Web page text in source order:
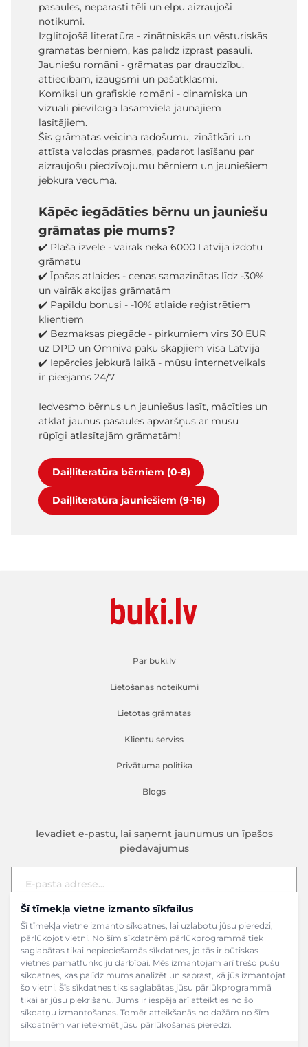
Šī tīmekļa vietne izmanto sīkfailus
Šī tīmekļa vietne izmanto sīkdatnes, lai uzlabotu jūsu pieredzi,
pārlūkojot vietni. No šīm sīkdatnēm pārlūkprogrammā tiek
saglabātas tikai nepieciešamās sīkdatnes, jo tās ir būtiskas
vietnes pamatfunkciju darbībai. Mēs izmantojam arī trešo pušu
sīkdatnes, kas palīdz mums analizēt un saprast, kā jūs izmantojat
šo vietni. Šīs sīkdatnes tiks saglabātas jūsu pārlūkprogrammā
tikai ar jūsu piekrišanu. Jums ir iespēja arī atteikties no šo
sīkdatņu izmantošanas. Tomēr atteikšanās no dažām no šīm
sīkdatnēm var ietekmēt jūsu pārlūkošanas pieredzi.
pasaules, neparasti tēli un elpu aizraujoši
notikumi.
Izglītojošā literatūra - zinātniskās un vēsturiskās
grāmatas bērniem, kas palīdz izprast pasauli.
Jauniešu romāni - grāmatas par draudzību,
attiecībām, izaugsmi un pašatklāsmi.
Komiksi un grafiskie romāni - dinamiska un
vizuāli pievilcīga lasāmviela jaunajiem
lasītājiem.
Šīs grāmatas veicina radošumu, zinātkāri un
attīsta valodas prasmes, padarot lasīšanu par
aizraujošu piedzīvojumu bērniem un jauniešiem
jebkurā vecumā.
Kāpēc iegādāties bērnu un jauniešu
grāmatas pie mums?
✔️ Plaša izvēle - vairāk nekā 6000 Latvijā izdotu
grāmatu
✔️ Īpašas atlaides - cenas samazinātas līdz -30%
un vairāk akcijas grāmatām
✔️ Papildu bonusi - -10% atlaide reģistrētiem
klientiem
✔️ Bezmaksas piegāde - pirkumiem virs 30 EUR
uz DPD un Omniva paku skapjiem visā Latvijā
✔️ Iepērcies jebkurā laikā - mūsu internetveikals
ir pieejams 24/7
Iedvesmo bērnus un jauniešus lasīt, mācīties un
atklāt jaunus pasaules apvāršņus ar mūsu
rūpīgi atlasītajām grāmatām!
Daiļliteratūra bērniem (0-8)
Daiļliteratūra jauniešiem (9-16)
Par buki.lv
Lietošanas noteikumi
Lietotas grāmatas
Klientu serviss
Privātuma politika
Blogs
Ievadiet e-pastu, lai saņemt jaunumus un īpašos
piedāvājumus
E-pasta adrese
Pieteikties